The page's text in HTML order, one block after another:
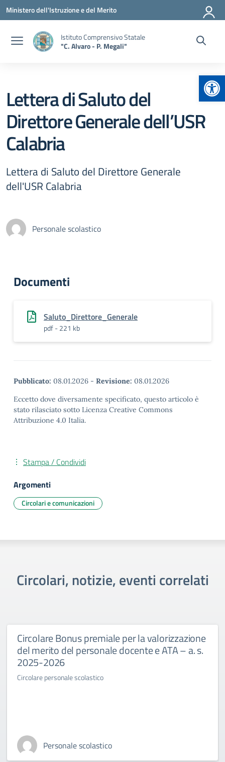
Vai ai contenuti
Vai al menu di navigazione
Vai al footer
Ministero dell'Istruzione e del Merito
Istituto Comprensivo Statale
"C. Alvaro - P. Megali"
Lettera di Saluto del
Direttore Generale dell’USR
Calabria
Lettera di Saluto del Direttore Generale
dell'USR Calabria
Personale scolastico
Documenti
Saluto_Direttore_Generale
pdf - 221 kb
Pubblicato: 08.01.2026 - Revisione: 08.01.2026
Eccetto dove diversamente specificato, questo articolo è
stato rilasciato sotto Licenza Creative Commons
Attribuzione 4.0 Italia.
Stampa / Condividi
Argomenti
Circolari e comunicazioni
Circolari, notizie, eventi correlati
Circolare Bonus premiale per la valorizzazione
del merito del personale docente e ATA – a. s.
2025-2026
Circolare personale scolastico
Personale scolastico